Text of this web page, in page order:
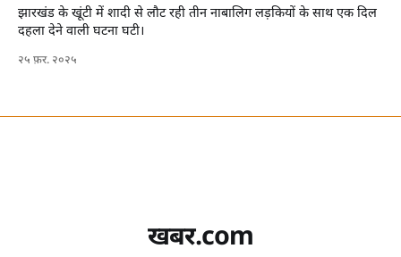
झारखंड के खूंटी में शादी से लौट रही तीन नाबालिग लड़कियों के साथ एक दिल
दहला देने वाली घटना घटी।
२५ फ़र. २०२५
खबर.com